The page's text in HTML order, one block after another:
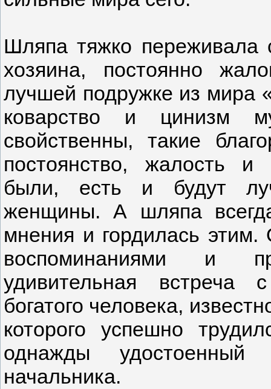
Шляпа тяжко переживала
хозяина, постоянно
лучшей подружке из
коварство и цинизм
свойственны, такие
постоянство, жалость и
были, есть и будут
женщины. А шляпа
мнения и гордилась
воспоминаниями и
удивительная
богатого человека,
которого успешно
однажды
начальника.